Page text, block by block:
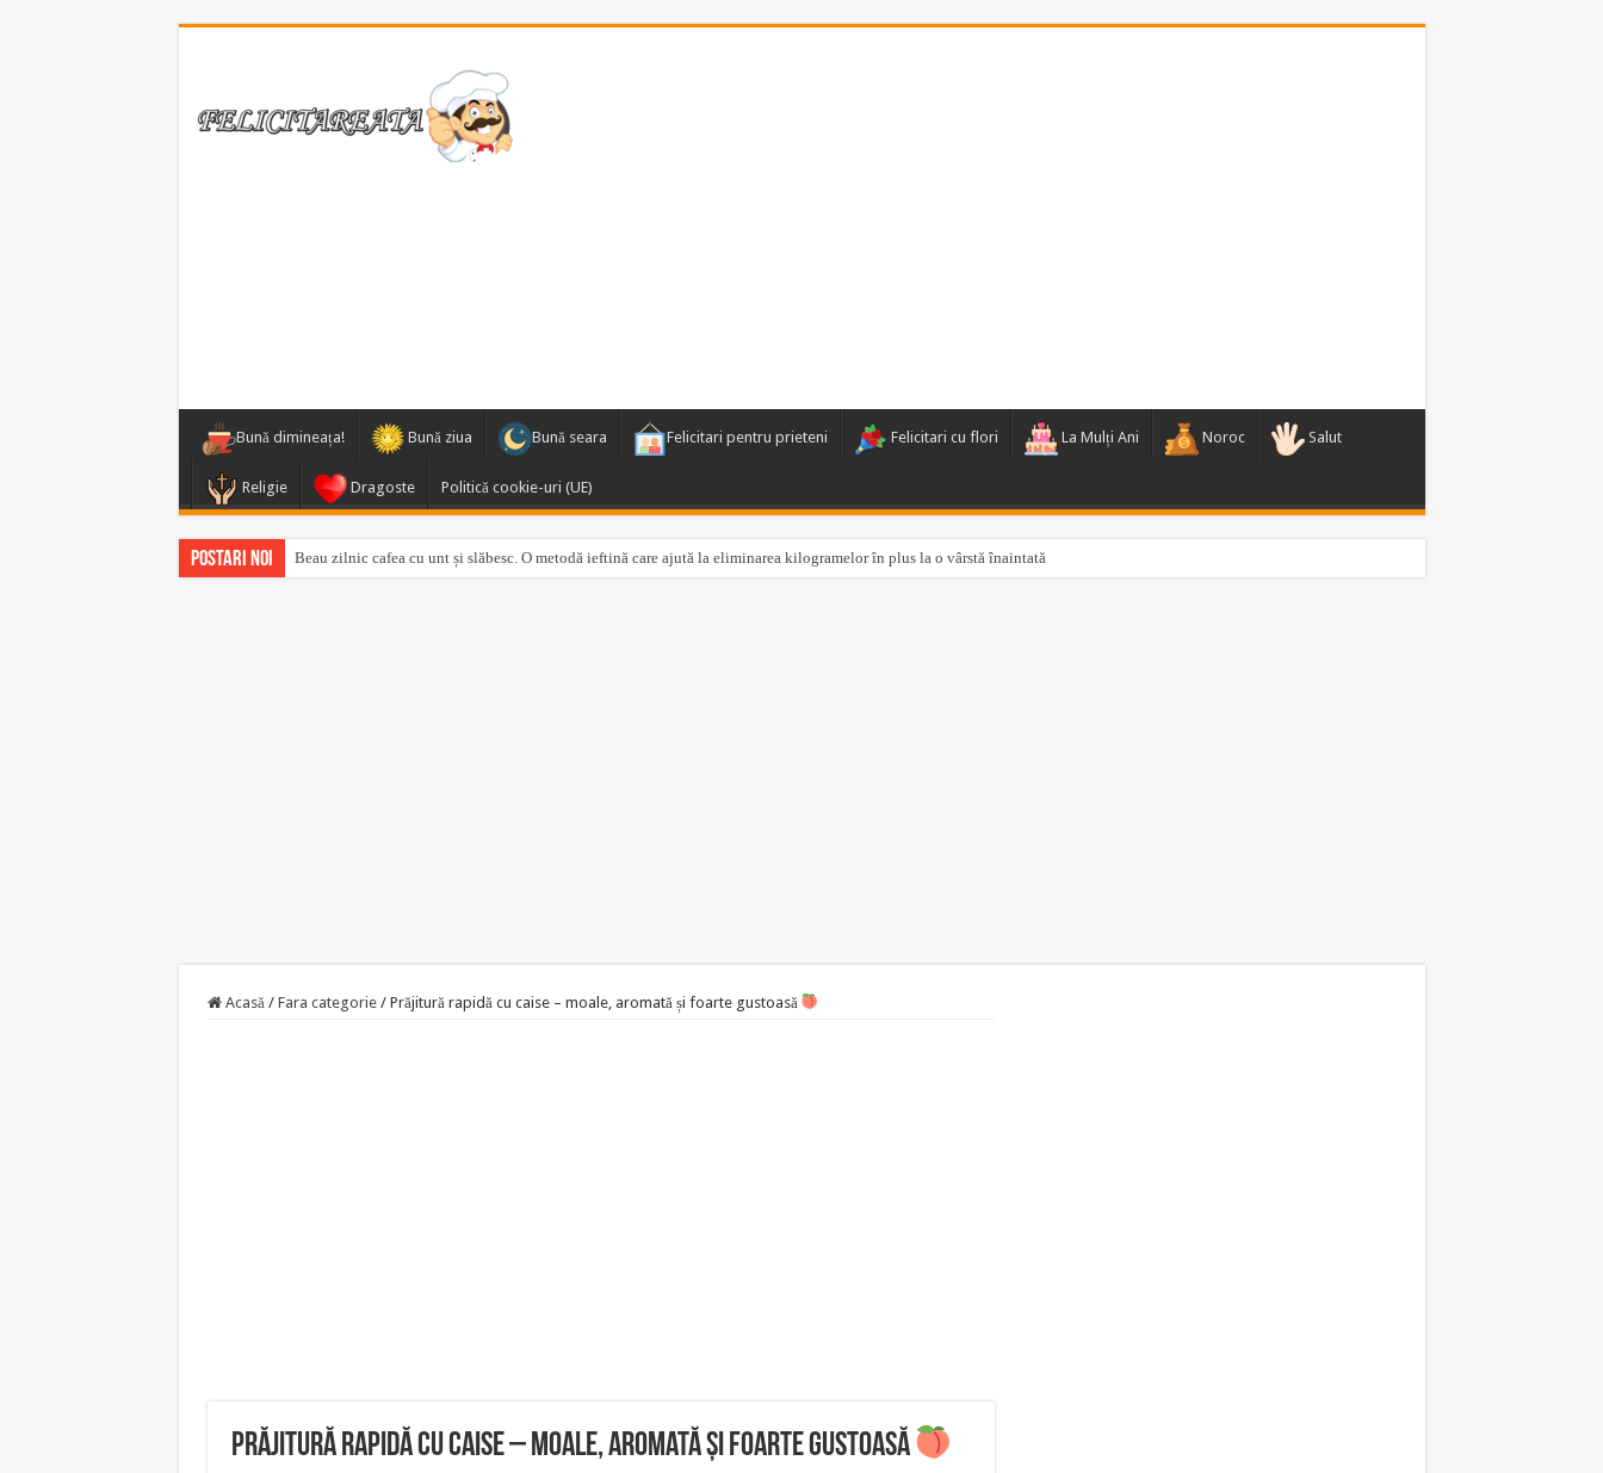
Bună dimineața! Bună ziua Bună seara Felicitari pentru prieteni Felicitari cu flori La Mulți Ani Noroc Salut
Religie Dragoste Politică cookie-uri (UE)
Postari noi Beau zilnic cafea cu unt și slăbesc. O metodă ieftină care ajută la eliminarea kilogramelor în plus la o vârstă înaintată
Acasă / Fara categorie / Prăjitură rapidă cu caise – moale, aromată și foarte gustoasă
Prăjitură rapidă cu caise – moale, aromată și foarte gustoasă